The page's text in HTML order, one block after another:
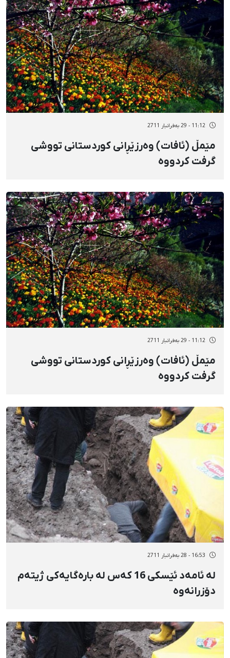
11:12 - 29 بەفرانبار 2711
مێمڵ (ئافات) وەرزێڕانی كوردستانی تووشی
گرفت كردووە
11:12 - 29 بەفرانبار 2711
مێمڵ (ئافات) وەرزێڕانی كوردستانی تووشی
گرفت كردووە
16:53 - 28 بەفرانبار 2711
لە ئامەد ئێسكی 16 كەس لە بارەگایەكی ژیتەم
دۆزرانەوە